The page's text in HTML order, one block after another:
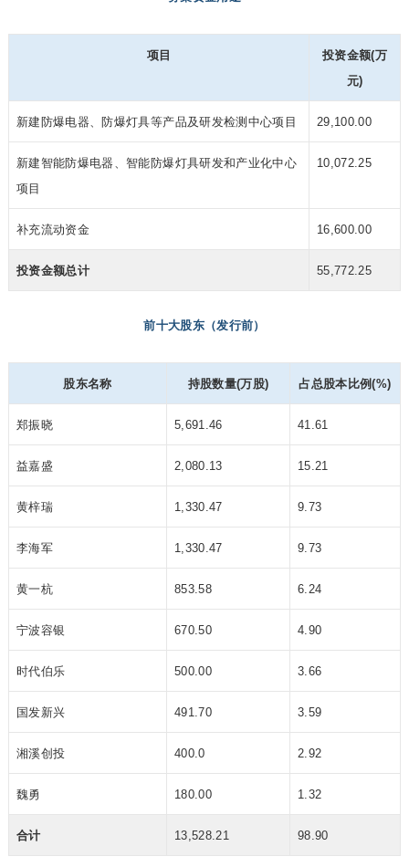
项目
投资金额(万
元)
新建防爆电器、防爆灯具等产品及研发检测中心项目 29,100.00
新建智能防爆电器、智能防爆灯具研发和产业化中心
项目
10,072.25
补充流动资金 16,600.00
投资金额总计 55,772.25
前十大股东（发行前）
股东名称 持股数量(万股) 占总股本比例(%)
郑振晓 5,691.46 41.61
益嘉盛 2,080.13 15.21
黄梓瑞 1,330.47 9.73
李海军 1,330.47 9.73
黄一杭 853.58 6.24
宁波容银 670.50 4.90
时代伯乐 500.00 3.66
国发新兴 491.70 3.59
湘溪创投 400.0 2.92
魏勇 180.00 1.32
合计 13,528.21 98.90